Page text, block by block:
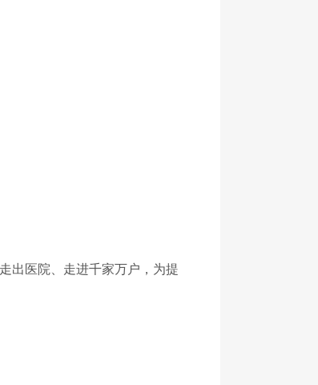
出医院、走进千家万户，为提